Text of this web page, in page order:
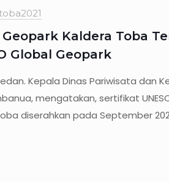
Kaldera Toba
Global Geopark
Kepala Dinas Pariwisata dan
mengatakan, sertifikat
diserahkan pada September